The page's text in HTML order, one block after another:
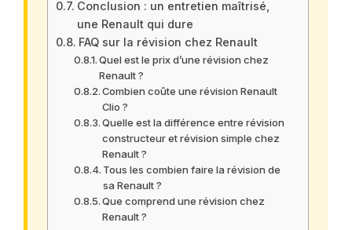
Conclusion : un entretien maîtrisé,
une Renault qui dure
FAQ sur la révision chez Renault
Quel est le prix d’une révision chez
Renault ?
Combien coûte une révision Renault
Clio ?
Quelle est la différence entre révision
constructeur et révision simple chez
Renault ?
Tous les combien faire la révision de
sa Renault ?
Que comprend une révision chez
Renault ?